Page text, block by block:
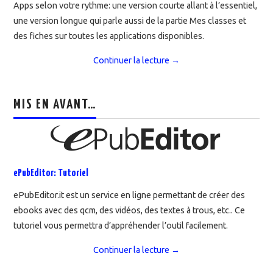
Apps selon votre rythme: une version courte allant à l’essentiel,
une version longue qui parle aussi de la partie Mes classes et
des fiches sur toutes les applications disponibles.
Continuer la lecture →
MIS EN AVANT…
ePubEditor: Tutoriel
ePubEditor.it est un service en ligne permettant de créer des
ebooks avec des qcm, des vidéos, des textes à trous, etc.. Ce
tutoriel vous permettra d’appréhender l’outil facilement.
Continuer la lecture →